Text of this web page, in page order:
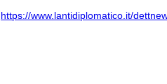
https://www.lantidiplomatico.it/